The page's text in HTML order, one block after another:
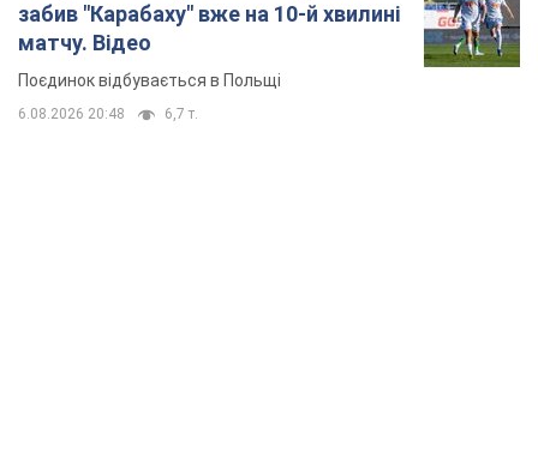
забив "Карабаху" вже на 10-й хвилині
матчу. Відео
Поєдинок відбувається в Польщі
6.08.2026 20:48 6,7 т.